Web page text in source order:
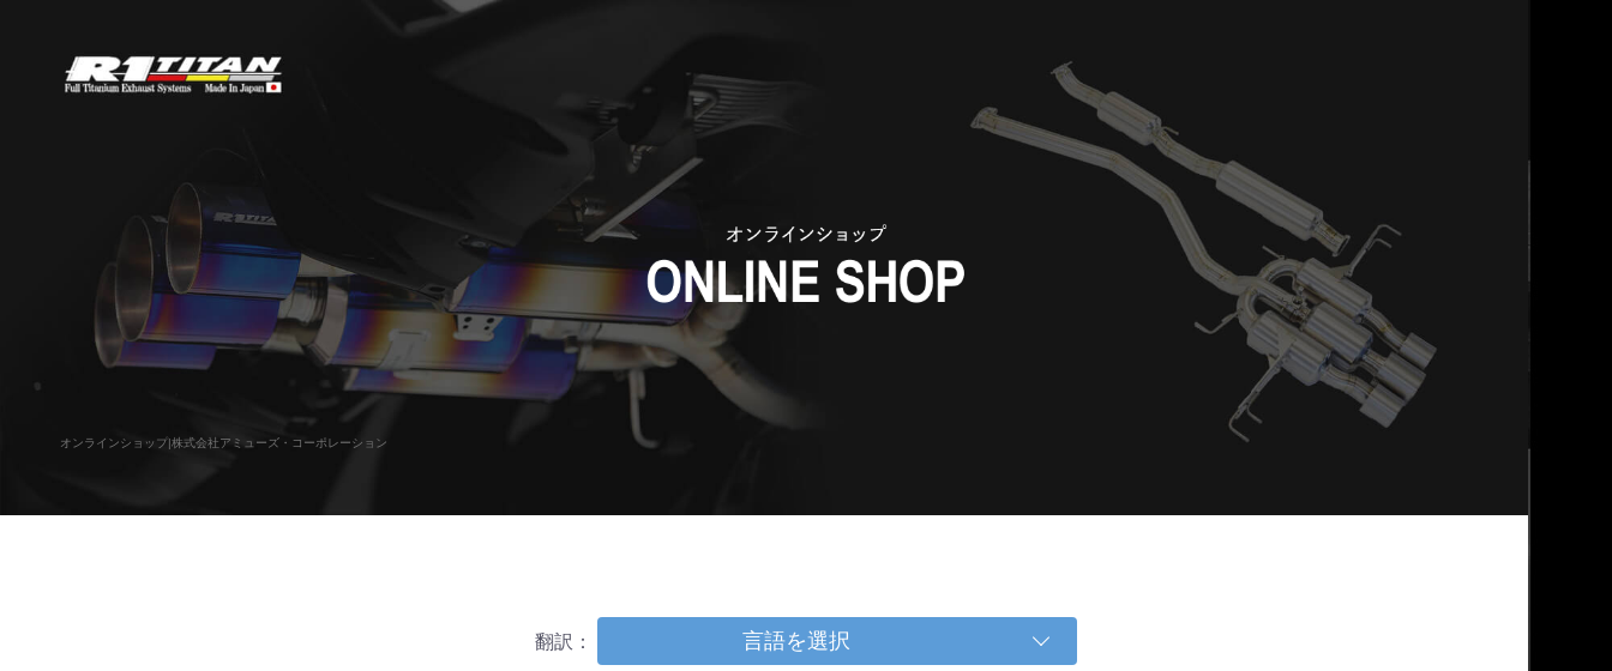
オンラインショップ|株式会社アミューズ・コーポレーション
翻訳： 言語を選択